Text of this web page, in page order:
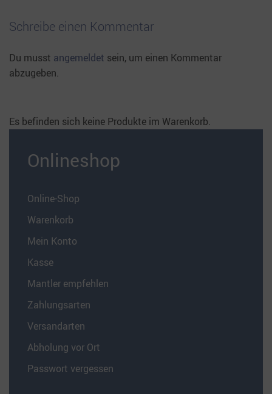
Schreibe einen Kommentar
Du musst angemeldet sein, um einen Kommentar
abzugeben.
Es befinden sich keine Produkte im Warenkorb.
Onlineshop
Online-Shop
Warenkorb
Mein Konto
Kasse
Mantler empfehlen
Zahlungsarten
Versandarten
Abholung vor Ort
Passwort vergessen